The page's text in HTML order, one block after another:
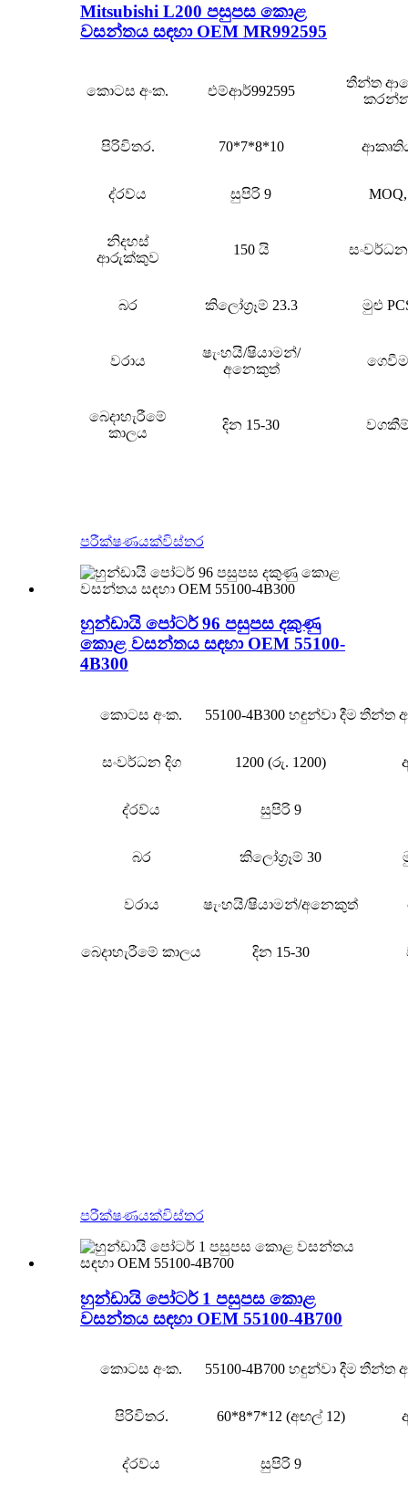
Mitsubishi L200 පසුපස කොළ
වසන්තය සඳහා OEM MR992595
කොටස අංක. එම්ආර්992595
තීන්ත
පිරිවිතර. 70*7*8*10
ද්රව්ය සුපිරි 9 MOQ,
නිදහස්
ආරුක්කුව
150 යි සංවර්ධන
බර කිලෝග්‍රෑම් 23.3 මුළු
වරාය
ෂැංහයි/ෂියාමන්/
අනෙකුත්
ගෙවීම
බෙදාහැරීමේ
කාලය
දින 15-30
පරීක්ෂණයක්විස්තර
හුන්ඩායි පෝටර් 96 පසුපස දකුණු
කොළ වසන්තය සඳහා OEM 55100-
4B300
කොටස අංක. 55100-4B300 හඳුන්වා දීම තීන්ත
සංවර්ධන දිග 1200 (රු. 1200)
ද්රව්ය සුපිරි 9
බර කිලෝග්‍රෑම් 30
වරාය ෂැංහයි/ෂියාමන්/අනෙකුත්
බෙදාහැරීමේ කාලය දින 15-30
පරීක්ෂණයක්විස්තර
හුන්ඩායි පෝටර් 1 පසුපස කොළ
වසන්තය සඳහා OEM 55100-4B700
කොටස අංක. 55100-4B700 හඳුන්වා දීම තීන්ත
පිරිවිතර. 60*8*7*12 (අඟල් 12)
ද්රව්ය සුපිරි 9